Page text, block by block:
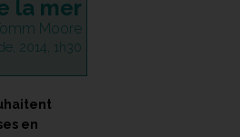
la mer
Moore
2014, 1h30
en